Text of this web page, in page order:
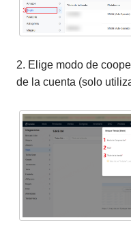
2. Elige modo de
de la cuenta (solo